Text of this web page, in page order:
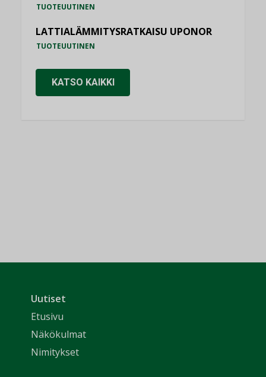
TUOTEUUTINEN
LATTIALÄMMITYSRATKAISU UPONOR
TUOTEUUTINEN
KATSO KAIKKI
Uutiset
Etusivu
Näkökulmat
Nimitykset